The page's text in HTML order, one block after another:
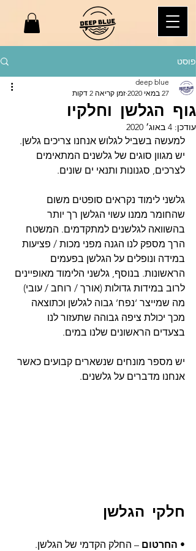
פוסט
גוף הגלשן וחלקיו
deep blue
27 במאי 2020
זמן קריאה 2 דקות
עודכן: 4 באוג׳ 2020
למעשה בשביל לגלוש אנחנו צריכים גלשן.
יש מגוון סוגים של גלשנים המתאימים
לצרכים, סגנונות ותנאי ים שונים.
גלשני לימוד נקראים סופטים משום
שהחומר ממנו עשוי הגלשן רך יותר
בהשוואה לגלשנים למתקדמים. המשטח
הרך מספק לנו הגנה מפני מכות / פציעות
במידה ונופלים על הגלשן בפעמים
הראשונות. בנוסף, גלשני הלימוד מאופיינים
לרוב במידות גדולות (אורך / רוחב / עובי)
מה שמייצר ‘נפח’ גבוה לגלשן וכתוצאה
מכך יכולת ציפה גבוהה שתעזור לנו
בצעדים הראשונים שלנו במים.
יש מספר מונחים שנשארים קבועים כאשר
אנחנו מדברים על גלשנים.
חלקי הגלשן
• החרטום – החלק הקדמי של הגלשן.